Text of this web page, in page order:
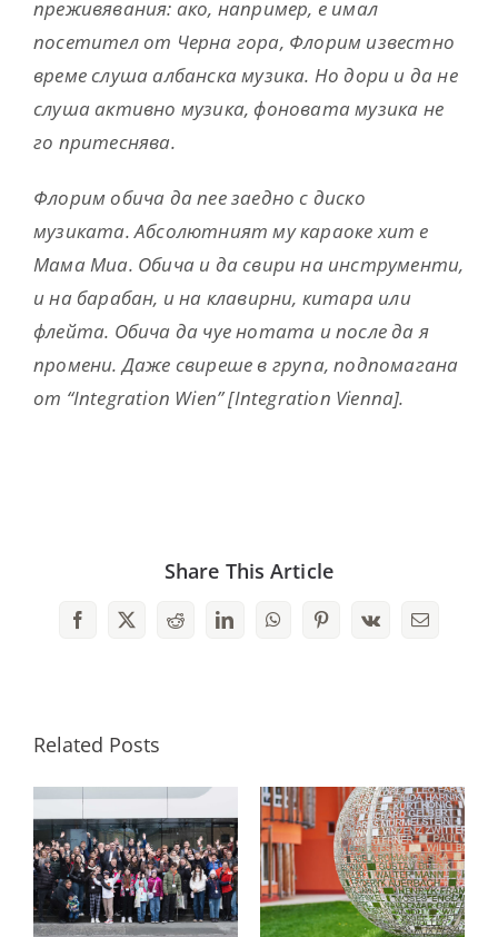
преживявания: ако, например, е имал
посетител от Черна гора, Флорим известно
време слуша албанска музика. Но дори и да не
слуша активно музика, фоновата музика не
го притеснява.
Флорим обича да пее заедно с диско
музиката. Абсолютният му караоке хит е
Мама Миа. Обича и да свири на инструменти,
и на барабан, и на клавирни, китара или
флейта. Обича да чуе нотата и после да я
промени. Даже свиреше в група, подпомагана
от “Integration Wien” [Integration Vienna].
Share This Article
Facebook
X RedditLinkedInWhatsAppPinterest
Vk Email
Related Posts